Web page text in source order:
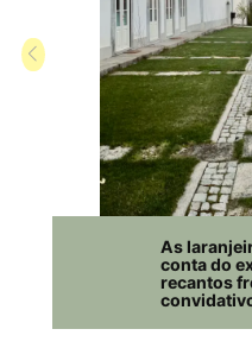
As
conta do
recantos